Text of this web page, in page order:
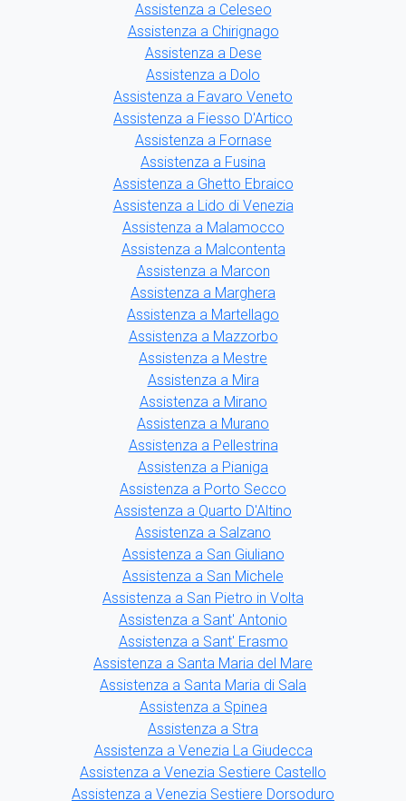
Assistenza a Celeseo
Assistenza a Chirignago
Assistenza a Dese
Assistenza a Dolo
Assistenza a Favaro Veneto
Assistenza a Fiesso D'Artico
Assistenza a Fornase
Assistenza a Fusina
Assistenza a Ghetto Ebraico
Assistenza a Lido di Venezia
Assistenza a Malamocco
Assistenza a Malcontenta
Assistenza a Marcon
Assistenza a Marghera
Assistenza a Martellago
Assistenza a Mazzorbo
Assistenza a Mestre
Assistenza a Mira
Assistenza a Mirano
Assistenza a Murano
Assistenza a Pellestrina
Assistenza a Pianiga
Assistenza a Porto Secco
Assistenza a Quarto D'Altino
Assistenza a Salzano
Assistenza a San Giuliano
Assistenza a San Michele
Assistenza a San Pietro in Volta
Assistenza a Sant' Antonio
Assistenza a Sant' Erasmo
Assistenza a Santa Maria del Mare
Assistenza a Santa Maria di Sala
Assistenza a Spinea
Assistenza a Stra
Assistenza a Venezia La Giudecca
Assistenza a Venezia Sestiere Castello
Assistenza a Venezia Sestiere Dorsoduro